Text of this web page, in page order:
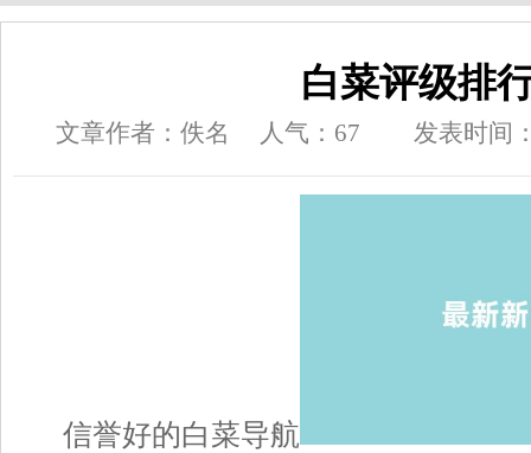
白菜评级排
文章作者：佚名 人气： 67 发表时间
信誉好的白菜导航